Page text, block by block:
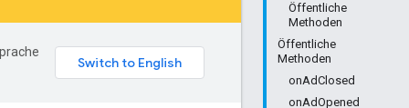
Öffentliche
Methoden
Öffentliche
Methoden
onAdClosed
onAdOpened